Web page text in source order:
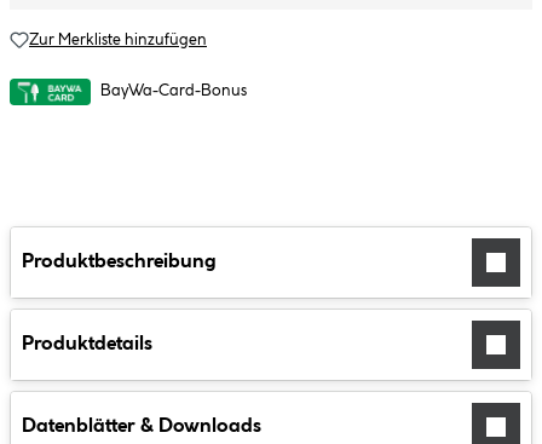
Zur Merkliste hinzufügen
BayWa-Card-Bonus
Produktbeschreibung
Produktdetails
Datenblätter & Downloads